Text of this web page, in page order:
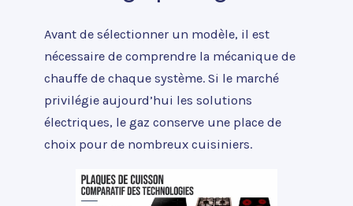
Avant de sélectionner un modèle, il est
nécessaire de comprendre la mécanique de
chauffe de chaque système. Si le marché
privilégie aujourd’hui les solutions
électriques, le gaz conserve une place de
choix pour de nombreux cuisiniers.